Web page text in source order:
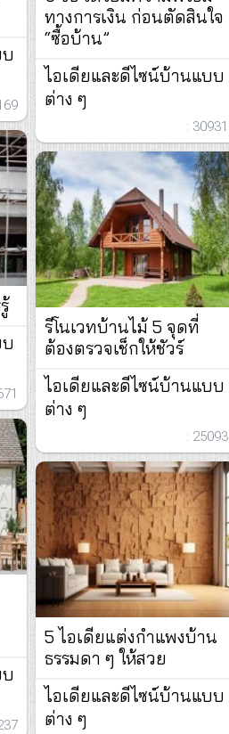
ทางการเงิน ก่อนตัดสินใจ
“ซื้อบ้าน”
ไอเดียและดีไซน์บ้านแบบ
ต่าง ๆ
: 30931
รีโนเวทบ้านไม้ 5 จุดที่
ต้องตรวจเช็กให้ชัวร์
ไอเดียและดีไซน์บ้านแบบ
ต่าง ๆ
: 25093
5 ไอเดียแต่งกำแพงบ้าน
ธรรมดา ๆ ให้สวย
ไอเดียและดีไซน์บ้านแบบ
ต่าง ๆ